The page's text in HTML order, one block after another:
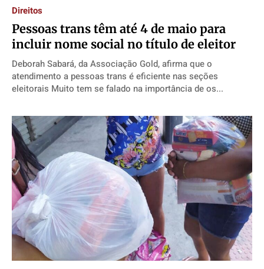
Direitos
​Pessoas trans têm até 4 de maio para
incluir nome social no título de eleitor
Deborah Sabará, da Associação Gold, afirma que o
atendimento a pessoas trans é eficiente nas seções
eleitorais Muito tem se falado na importância de os...